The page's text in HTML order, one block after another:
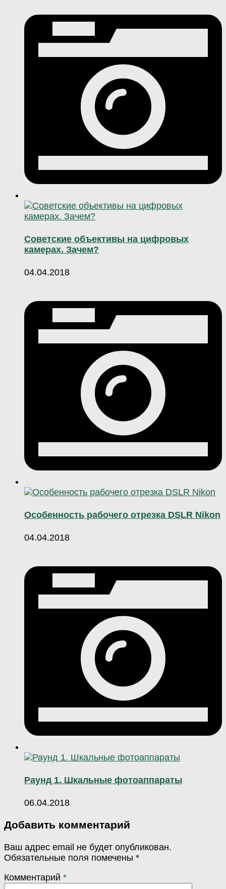
Советские объективы на цифровых
камерах. Зачем?
04.04.2018
Особенность рабочего отрезка DSLR Nikon
04.04.2018
Раунд 1. Шкальные фотоаппараты
06.04.2018
Добавить комментарий
Ваш адрес email не будет опубликован.
Обязательные поля помечены *
Комментарий *